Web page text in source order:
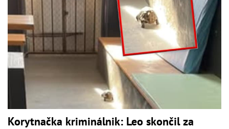
Korytnačka kriminálnik: Leo skončil za